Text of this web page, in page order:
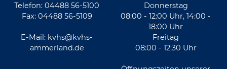
Telefon: 04488 56-5100
Fax: 04488 56-5109
E-Mail: kvhs@kvhs-
ammerland.de
Donnerstag
08:00 - 12:00 Uhr, 14:00 -
18:00 Uhr
Freitag
08:00 - 12:30 Uhr